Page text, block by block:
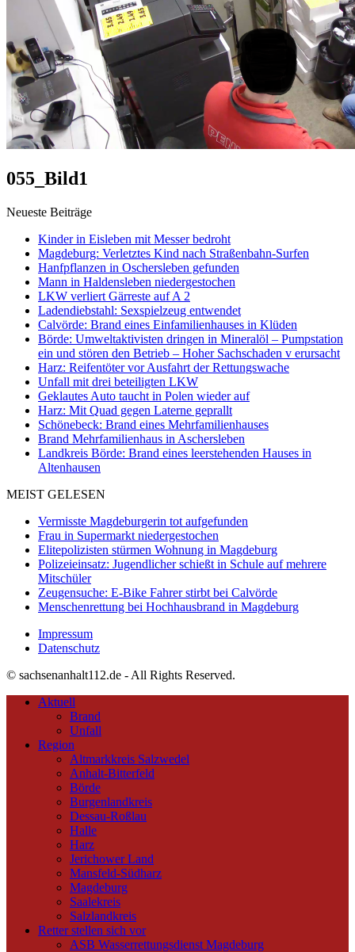
055_Bild1
Neueste Beiträge
Kinder in Eisleben mit Messer bedroht
Magdeburg: Verletztes Kind nach Straßenbahn-Surfen
Hanfpflanzen in Oschersleben gefunden
Mann in Haldensleben niedergestochen
LKW verliert Gärreste auf A 2
Ladendiebstahl: Sexspielzeug entwendet
Calvörde: Brand eines Einfamilienhauses in Klüden
Börde: Umweltaktivisten dringen in Mineralöl – Pumpstation
ein und stören den Betrieb – Hoher Sachschaden v erursacht
Harz: Reifentöter vor Ausfahrt der Rettungswache
Unfall mit drei beteiligten LKW
Geklautes Auto taucht in Polen wieder auf
Harz: Mit Quad gegen Laterne geprallt
Schönebeck: Brand eines Mehrfamilienhauses
Brand Mehrfamilienhaus in Aschersleben
Landkreis Börde: Brand eines leerstehenden Hauses in
Altenhausen
MEIST GELESEN
Vermisste Magdeburgerin tot aufgefunden
Frau in Supermarkt niedergestochen
Elitepolizisten stürmen Wohnung in Magdeburg
Polizeieinsatz: Jugendlicher schießt in Schule auf mehrere
Mitschüler
Zeugensuche: E-Bike Fahrer stirbt bei Calvörde
Menschenrettung bei Hochhausbrand in Magdeburg
Impressum
Datenschutz
© sachsenanhalt112.de - All Rights Reserved.
Aktuell
Brand
Unfall
Region
Altmarkkreis Salzwedel
Anhalt-Bitterfeld
Börde
Burgenlandkreis
Dessau-Roßlau
Halle
Harz
Jerichower Land
Mansfeld-Südharz
Magdeburg
Saalekreis
Salzlandkreis
Retter stellen sich vor
ASB Wasserrettungsdienst Magdeburg